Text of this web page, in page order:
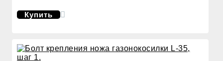
Купить